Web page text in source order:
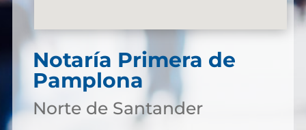
Notaría Primera de
Pamplona
Norte de Santander